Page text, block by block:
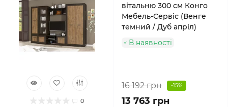
0
вітальню 300 см Конго
Мебель-Сервіс (Венге
темний / Дуб апріл)
В наявності
16 192 грн -15%
13 763 грн